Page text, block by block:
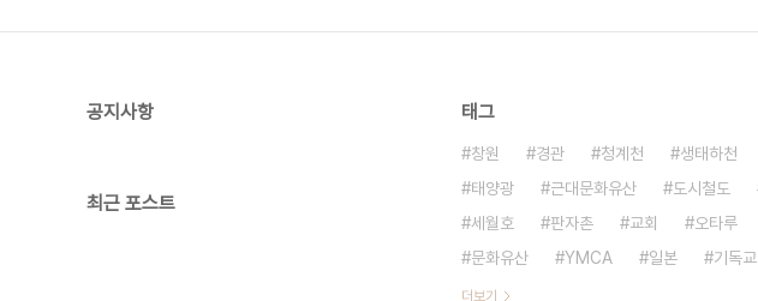
공지사항
최근 포스트
태그
창원 경관 청계천 생태하천
태양광
근대문화유산 도시철도
세월호
판자촌 교회 오타루
문화유산
YMCA 일본 기독교
더보기